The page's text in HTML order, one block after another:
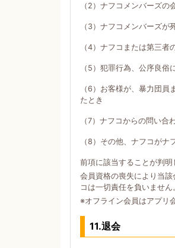
（2）ナフコメンバーズ
（3）ナフコメンバーズが
（4）ナフコまたは第三
（5）犯罪行為、公序良
（6）お客様が、暴力団
たとき
（7）ナフコからの問い
（8）その他、ナフコが
前項に該当することが判
会員資格の喪失により当
コは一切責任を負いませ
※オフライン会員はアプリ
11.退会